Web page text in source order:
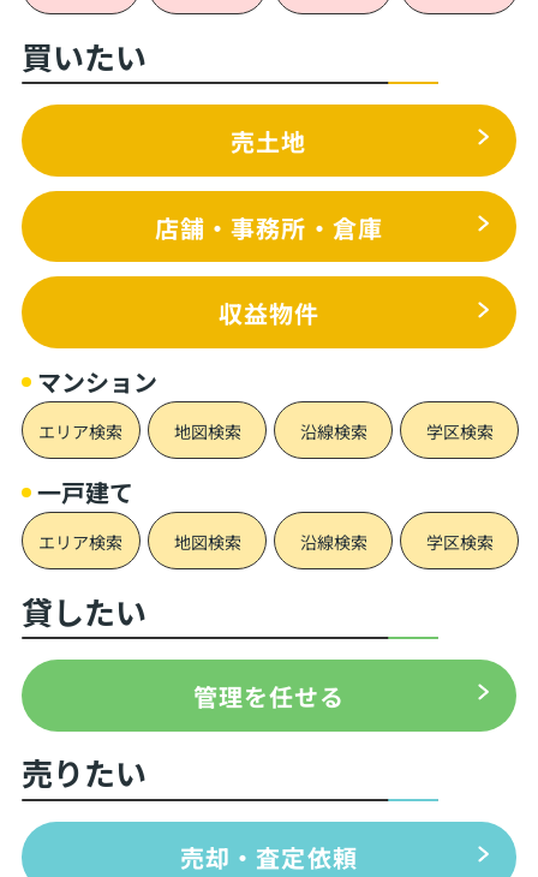
買いたい
売土地
店舗・事務所・倉庫
収益物件
マンション
エリア検索 地図検索 沿線検索 学区検索
一戸建て
エリア検索 地図検索 沿線検索 学区検索
貸したい
管理を任せる
売りたい
売却・査定依頼